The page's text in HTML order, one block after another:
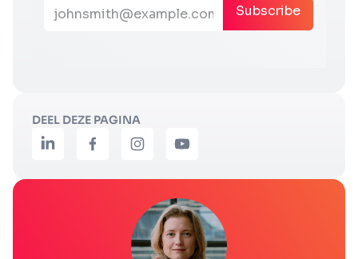
DEEL DEZE PAGINA